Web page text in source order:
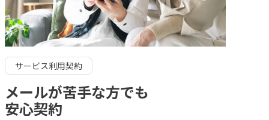
サービス利用契約
メールが苦手な方でも
安心契約